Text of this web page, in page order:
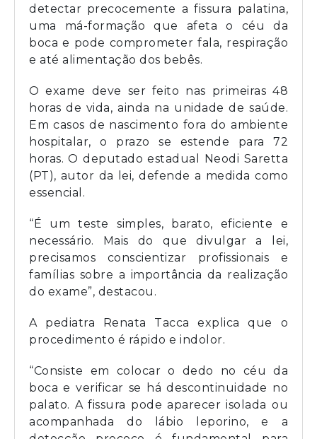
detectar precocemente a fissura palatina,
uma má-formação que afeta o céu da
boca e pode comprometer fala, respiração
e até alimentação dos bebês.
O exame deve ser feito nas primeiras 48
horas de vida, ainda na unidade de saúde.
Em casos de nascimento fora do ambiente
hospitalar, o prazo se estende para 72
horas. O deputado estadual Neodi Saretta
(PT), autor da lei, defende a medida como
essencial.
“É um teste simples, barato, eficiente e
necessário. Mais do que divulgar a lei,
precisamos conscientizar profissionais e
famílias sobre a importância da realização
do exame”, destacou.
A pediatra Renata Tacca explica que o
procedimento é rápido e indolor.
“Consiste em colocar o dedo no céu da
boca e verificar se há descontinuidade no
palato. A fissura pode aparecer isolada ou
acompanhada do lábio leporino, e a